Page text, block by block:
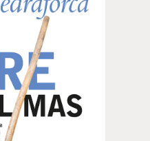
el taxi.
clicant a la portada